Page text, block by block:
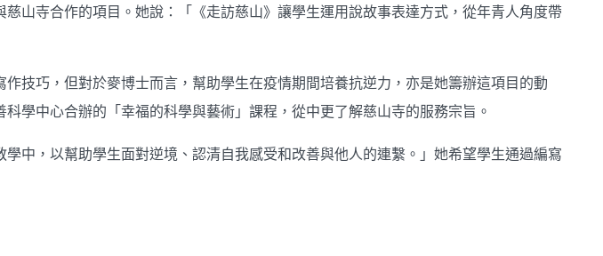
慈山寺合作的項目。她說：「《走訪慈山》讓學生運用說故事表達方式，從年青人角度帶
技巧，但對於麥博士而言，幫助學生在疫情期間培養抗逆力，亦是她籌辦這項目的動
學中心合辦的「幸福的科學與藝術」課程，從中更了解慈山寺的服務宗旨。
中，以幫助學生面對逆境、認清自我感受和改善與他人的連繫。」她希望學生通過編寫